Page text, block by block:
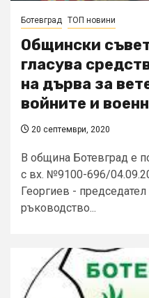
Ботевград ТОП новини
Общински
гласува
на дърва за
войните и
20 септември, 2020
В община Ботевград е
с вх. №9100-696/
Георгиев -
ръководство...